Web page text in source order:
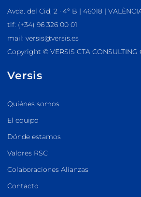
Avda. del Cid, 2 · 4º B | 46018 |
tlf: (+34) 96 326 00 01
mail: versis@versis.es
Copyright © VERSIS CTA CONSULTING
Versis
Quiénes somos
El equipo
Dónde estamos
Valores RSC
Colaboraciones Alianzas
Contacto